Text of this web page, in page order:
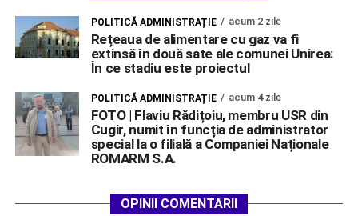
POLITICĂ ADMINISTRAȚIE acum 2 zile
Rețeaua de alimentare cu gaz va fi
extinsă în două sate ale comunei Unirea:
În ce stadiu este proiectul
POLITICĂ ADMINISTRAȚIE acum 4 zile
FOTO | Flaviu Rădițoiu, membru USR din
Cugir, numit în funcția de administrator
special la o filială a Companiei Naționale
ROMARM S.A.
OPINII COMENTARII